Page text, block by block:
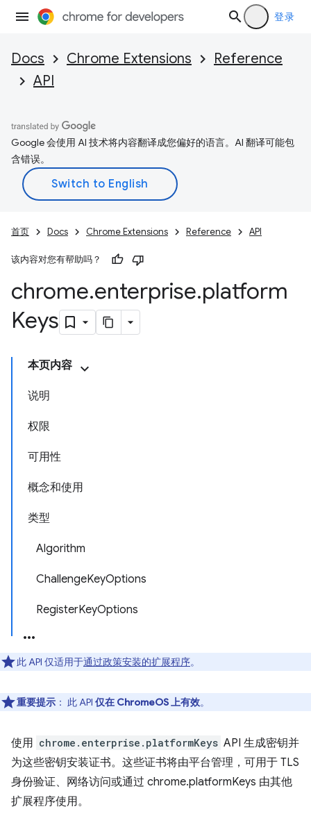
登录
Docs Chrome Extensions
Reference
API
Google 会使用 AI 技术将内容翻译成您偏好的语言。AI 翻译可能包
含错误。
首页 Docs Chrome Extensions Reference API
该内容对您有帮助吗？
chrome.enterprise.platform
Keys
本页内容
说明
权限
可用性
概念和使用
类型
Algorithm
ChallengeKeyOptions
RegisterKeyOptions
此 API 仅适用于通过政策安装的扩展程序。
重要提示 ： 此 API 仅在 ChromeOS 上有效。
使用 chrome.enterprise.platformKeys API 生成密钥并
为这些密钥安装证书。这些证书将由平台管理，可用于 TLS
身份验证、网络访问或通过 chrome.platformKeys 由其他
扩展程序使用。